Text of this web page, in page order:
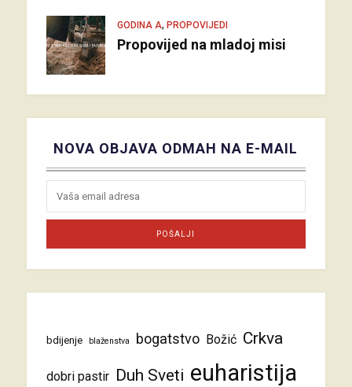
GODINA A, PROPOVIJEDI
Propovijed na mladoj misi
NOVA OBJAVA ODMAH NA E-MAIL
bdijenje blaženstva bogatstvo Božić Crkva
dobri pastir Duh Sveti euharistija